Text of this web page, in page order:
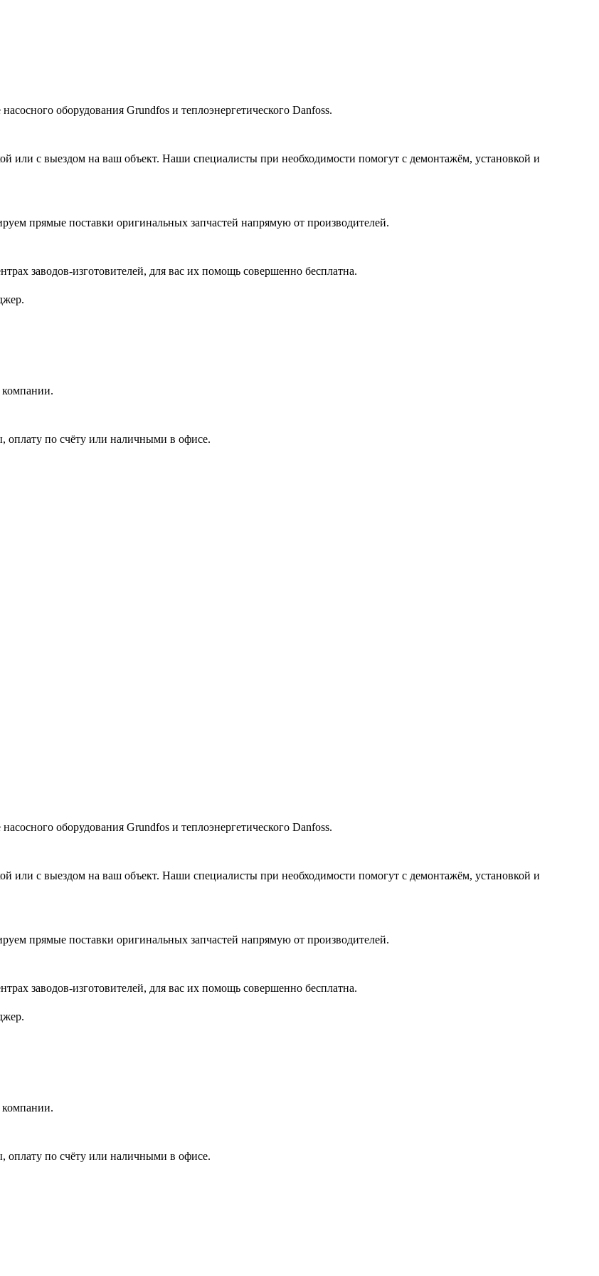
оборудования Grundfos и теплоэнергетического Danfoss.
или с выездом на ваш объект. Наши специалисты при необходимости помогут с демонтажём, установкой и
прямые поставки оригинальных запчастей напрямую от производителей.
заводов-изготовителей, для вас их помощь совершенно бесплатна.
по счёту или наличными в офисе.
оборудования Grundfos и теплоэнергетического Danfoss.
или с выездом на ваш объект. Наши специалисты при необходимости помогут с демонтажём, установкой и
прямые поставки оригинальных запчастей напрямую от производителей.
заводов-изготовителей, для вас их помощь совершенно бесплатна.
по счёту или наличными в офисе.